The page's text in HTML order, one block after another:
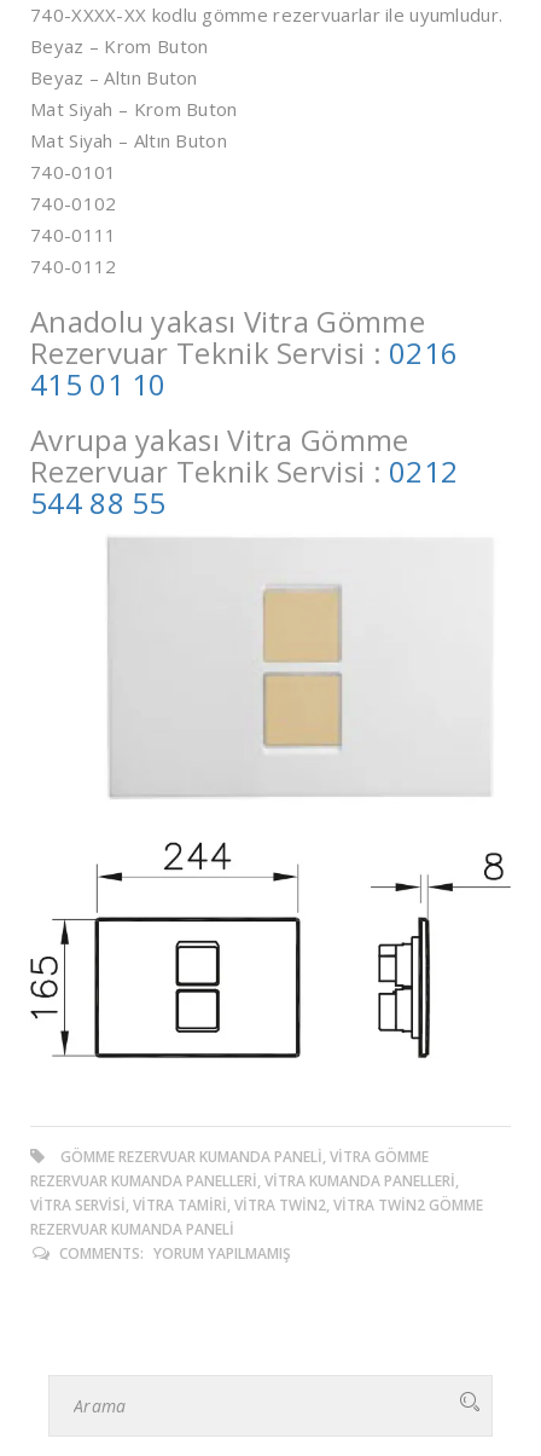
740-XXXX-XX kodlu gömme rezervuarlar ile uyumludur.
Beyaz – Krom Buton
Beyaz – Altın Buton
Mat Siyah – Krom Buton
Mat Siyah – Altın Buton
740-0101
740-0102
740-0111
740-0112
Anadolu yakası Vitra Gömme
Rezervuar Teknik Servisi : 0216
415 01 10
Avrupa yakası Vitra Gömme
Rezervuar Teknik Servisi : 0212
544 88 55
GÖMME REZERVUAR KUMANDA PANELI, VITRA GÖMME
REZERVUAR KUMANDA PANELLERI, VITRA KUMANDA PANELLERI,
VITRA SERVISI, VITRA TAMIRI, VITRA TWIN2, VITRA TWIN2 GÖMME
REZERVUAR KUMANDA PANELI
COMMENTS: YORUM YAPILMAMIŞ